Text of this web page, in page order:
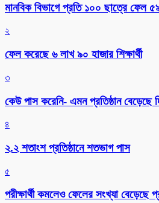
মানবিক বিভাগে প্রতি ১০০ ছাত্রে ফেল
২
ফেল করেছে ৬ লাখ ৯০ হাজার শিক্ষার্থী
৩
কেউ পাস করেনি- এমন প্রতিষ্ঠান বেড়েছে
৪
২.২ শতাংশ প্রতিষ্ঠানে শতভাগ পাস
৫
পরীক্ষার্থী কমলেও ফেলের সংখ্যা বেড়েছে